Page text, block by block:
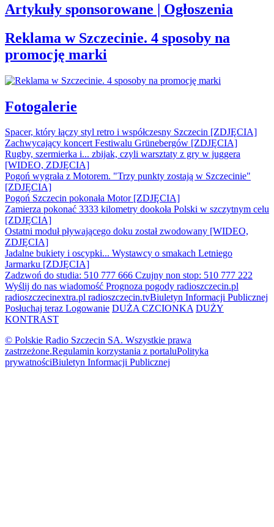
Artykuły sponsorowane | Ogłoszenia
Reklama w Szczecinie. 4 sposoby na
promocję marki
Fotogalerie
Spacer, który łączy styl retro i współczesny Szczecin [ZDJĘCIA]
Zachwycający koncert Festiwalu Grünebergów [ZDJĘCIA]
Rugby, szermierka i... zbijak, czyli warsztaty z gry w juggera
[WIDEO, ZDJĘCIA]
Pogoń wygrała z Motorem. "Trzy punkty zostają w Szczecinie"
[ZDJĘCIA]
Pogoń Szczecin pokonała Motor [ZDJĘCIA]
Zamierza pokonać 3333 kilometry dookoła Polski w szczytnym celu
[ZDJĘCIA]
Ostatni moduł pływającego doku został zwodowany [WIDEO,
ZDJĘCIA]
Jadalne bukiety i oscypki... Wystawcy o smakach Letniego
Jarmarku [ZDJĘCIA]
Zadzwoń do studia: 510 777 666 Czujny non stop: 510 777 222
Wyślij do nas wiadomość Prognoza pogody radioszczecin.pl
radioszczecinextra.pl radioszczecin.tvBiuletyn Informacji Publicznej
Posłuchaj teraz Logowanie DUŻA CZCIONKA DUŻY
KONTRAST
© Polskie Radio Szczecin SA. Wszystkie prawa
zastrzeżone.Regulamin korzystania z portaluPolityka
prywatnościBiuletyn Informacji Publicznej